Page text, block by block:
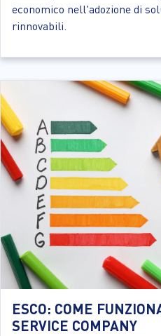
economico nell'adozione di
rinnovabili.
ESCO: COME
SERVICE COMPANY